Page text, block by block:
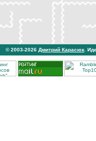
© 2003-2026 Дмитрий Карасюк .